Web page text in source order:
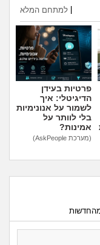
למתחם המלא
הוספת טיפ
פרטיות בעידן
הדיגיטלי: איך
לשמור על אנונימיות
בלי לוותר על
אמינות?
(מערכת AskPeople)